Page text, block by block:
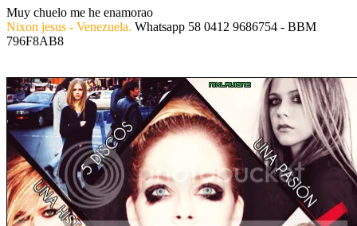
Muy chuelo me he enamorao
Nixon jesus - Venezuela. Whatsapp 58 0412 9686754 - BBM
796F8AB8